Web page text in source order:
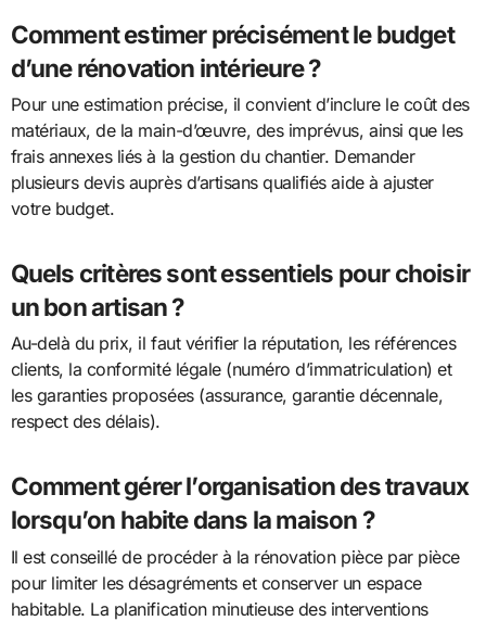
Comment estimer précisément le budget
d’une rénovation intérieure ?
Pour une estimation précise, il convient d’inclure le coût des
matériaux, de la main-d’œuvre, des imprévus, ainsi que les
frais annexes liés à la gestion du chantier. Demander
plusieurs devis auprès d’artisans qualifiés aide à ajuster
votre budget.
Quels critères sont essentiels pour choisir
un bon artisan ?
Au-delà du prix, il faut vérifier la réputation, les références
clients, la conformité légale (numéro d’immatriculation) et
les garanties proposées (assurance, garantie décennale,
respect des délais).
Comment gérer l’organisation des travaux
lorsqu’on habite dans la maison ?
Il est conseillé de procéder à la rénovation pièce par pièce
pour limiter les désagréments et conserver un espace
habitable. La planification minutieuse des interventions